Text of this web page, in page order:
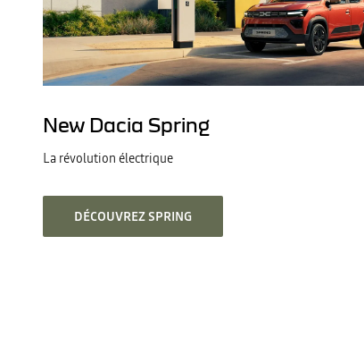
New Dacia Spring
La révolution électrique
DÉCOUVREZ SPRING